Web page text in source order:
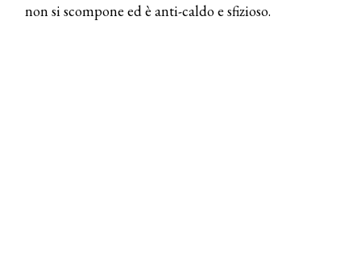
non si scompone ed è anti-caldo e sfizioso.